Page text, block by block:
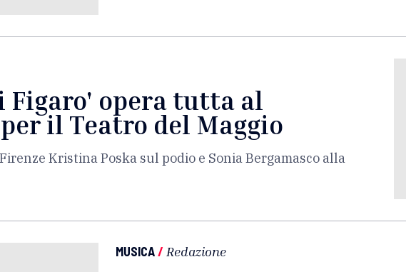
Figaro' opera tutta al
il Teatro del Maggio
Kristina Poska sul podio e Sonia Bergamasco alla
MUSICA/ Redazione